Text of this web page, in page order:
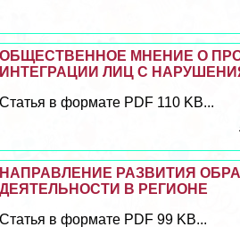
ОБЩЕСТВЕННОЕ МНЕНИЕ О
ИНТЕГРАЦИИ ЛИЦ С
Статья в формате PDF 110 KB...
НАПРАВЛЕНИЕ РАЗВИТИЯ
ДЕЯТЕЛЬНОСТИ В РЕГИОНЕ
Статья в формате PDF 99 KB...